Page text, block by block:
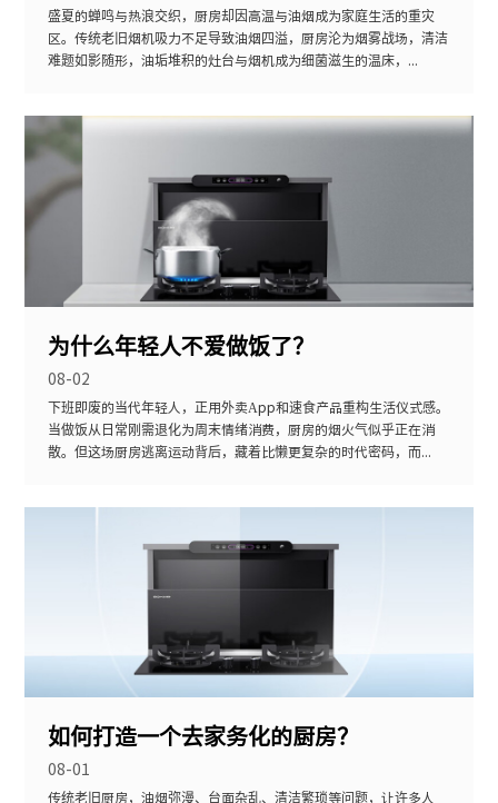
盛夏的蝉鸣与热浪交织，厨房却因高温与油烟成为家庭生活的重灾
区。传统老旧烟机吸力不足导致油烟四溢，厨房沦为烟雾战场，清洁
难题如影随形，油垢堆积的灶台与烟机成为细菌滋生的温床，...
为什么年轻人不爱做饭了？
08-02
下班即废的当代年轻人，正用外卖App和速食产品重构生活仪式感。
当做饭从日常刚需退化为周末情绪消费，厨房的烟火气似乎正在消
散。但这场厨房逃离运动背后，藏着比懒更复杂的时代密码，而...
如何打造一个去家务化的厨房？
08-01
传统老旧厨房，油烟弥漫、台面杂乱、清洁繁琐等问题，让许多人